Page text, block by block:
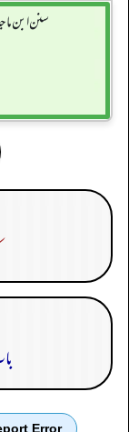
سنن ابن
Error